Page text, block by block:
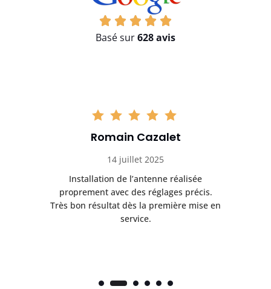
Basé sur628 avis
Romain Cazalet
14 juillet 2025
Installation de l’antenne réalisée
proprement avec des réglages précis.
Très bon résultat dès la première mise en
service.